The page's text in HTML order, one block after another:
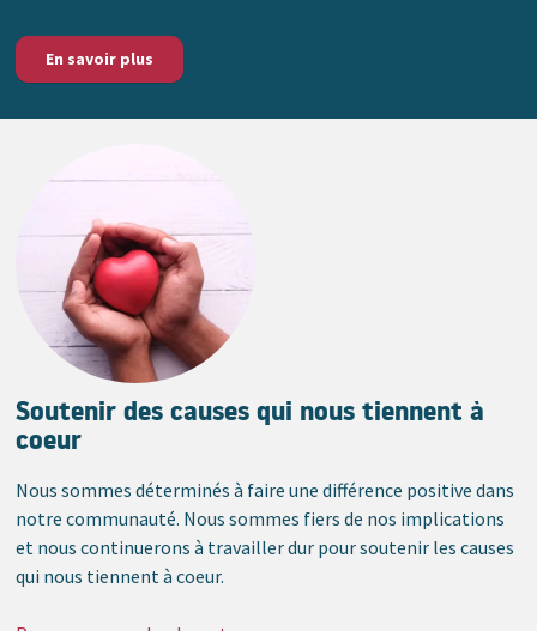
En savoir plus
Soutenir des causes qui nous tiennent à
coeur
Nous sommes déterminés à faire une différence positive dans
notre communauté. Nous sommes fiers de nos implications
et nous continuerons à travailler dur pour soutenir les causes
qui nous tiennent à coeur.